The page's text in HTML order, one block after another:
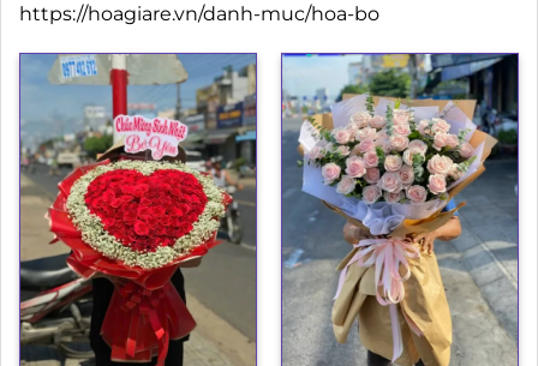
https://hoagiare.vn/danh-muc/hoa-bo